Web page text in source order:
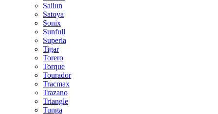
Sailun
Satoya
Sonix
Sunfull
Superia
Tigar
Torero
Torque
Tourador
Tracmax
Trazano
Triangle
Tunga